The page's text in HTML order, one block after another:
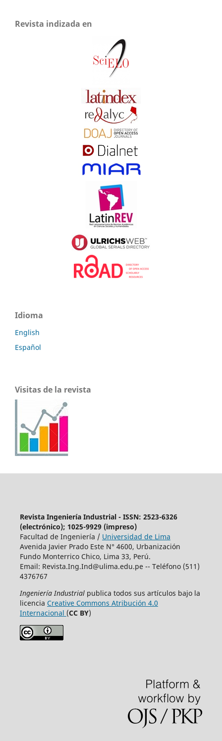
Revista indizada en
Idioma
English
Español
Visitas de la revista
Revista Ingeniería Industrial - ISSN: 2523-6326
(electrónico); 1025-9929 (impreso)
Facultad de Ingeniería / Universidad de Lima
Avenida Javier Prado Este N° 4600, Urbanización
Fundo Monterrico Chico, Lima 33, Perú.
Email: Revista.Ing.Ind@ulima.edu.pe-- Teléfono (511)
4376767
Ingeniería Industrial publica todos sus artículos bajo la
licencia Creative Commons Atribución 4.0
Internacional (CC BY)